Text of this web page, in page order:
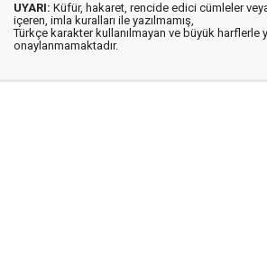
UYARI: Küfür, hakaret, rencide edici cümleler
içeren, imla kuralları ile yazılmamış,
Türkçe karakter kullanılmayan ve büyük harflerle
onaylanmamaktadır.